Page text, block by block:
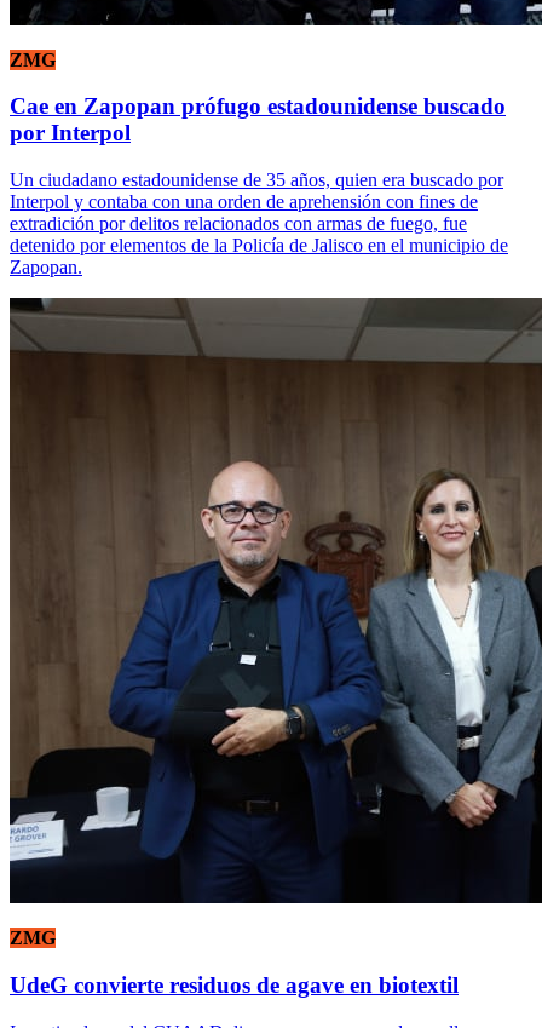
ZMG
Cae en Zapopan prófugo estadounidense buscado
por Interpol
Un ciudadano estadounidense de 35 años, quien era buscado por
Interpol y contaba con una orden de aprehensión con fines de
extradición por delitos relacionados con armas de fuego, fue
detenido por elementos de la Policía de Jalisco en el municipio de
Zapopan.
ZMG
UdeG convierte residuos de agave en biotextil